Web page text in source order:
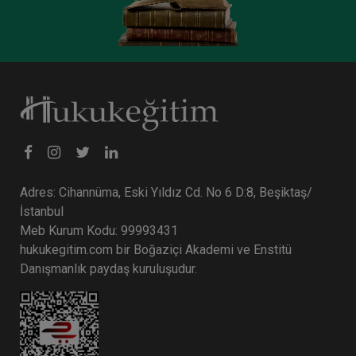
Sorumluluk Hukuku - III. Borçlar Hukuku
Kongresi - V. Oturum Video Kaydı
360 TL
Adres: Cihannüma, Eski Yıldız Cd. No 6 D:8, Beşiktaş/
İstanbul
Meb Kurum Kodu: 99993431
hukukegitim.com bir Boğaziçi Akademi ve Enstitü
Danışmanlık paydaş kuruluşudur.